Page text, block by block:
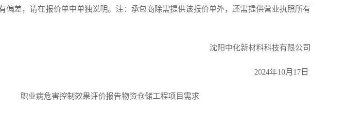
偏差，请在报价单中单独说明。注：承包商除需提供该报价单外，还需提供营业执照所有
沈阳中化新材料科技有限公司
2024年10月17日
职业病危害控制效果评价报告物资仓储工程项目需求